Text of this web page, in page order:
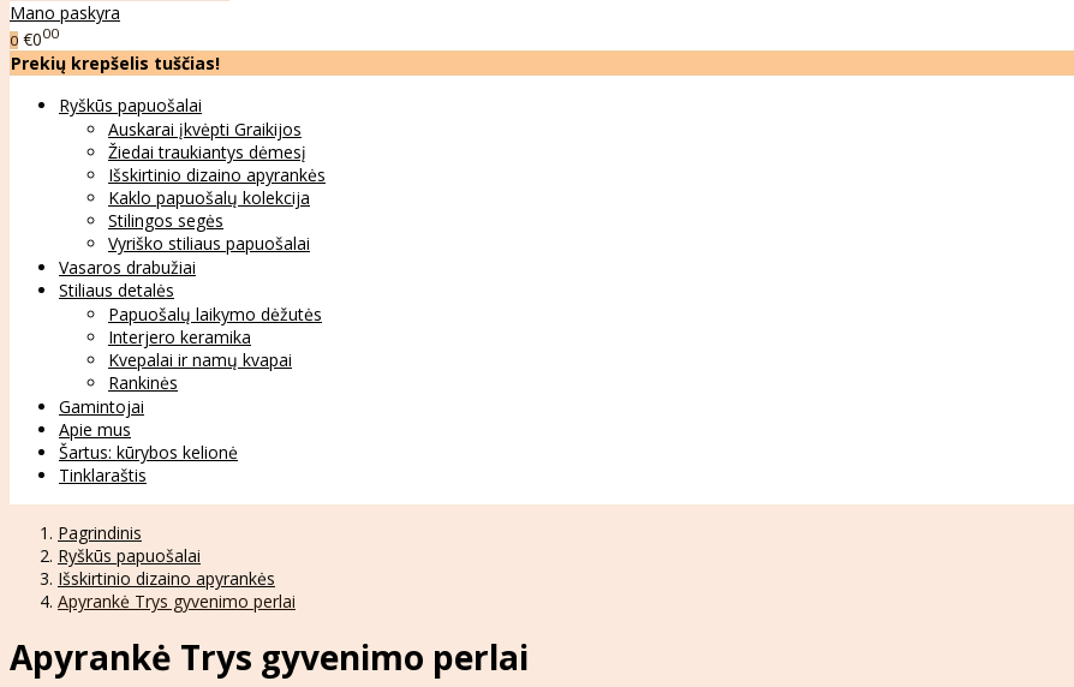
Mano paskyra
0 €000
Prekių krepšelis tuščias!
Ryškūs papuošalai
Auskarai įkvėpti Graikijos
Žiedai traukiantys dėmesį
Išskirtinio dizaino apyrankės
Kaklo papuošalų kolekcija
Stilingos segės
Vyriško stiliaus papuošalai
Vasaros drabužiai
Stiliaus detalės
Papuošalų laikymo dėžutės
Interjero keramika
Kvepalai ir namų kvapai
Rankinės
Gamintojai
Apie mus
Šartus: kūrybos kelionė
Tinklaraštis
Pagrindinis
Ryškūs papuošalai
Išskirtinio dizaino apyrankės
Apyrankė Trys gyvenimo perlai
Apyrankė Trys gyvenimo perlai